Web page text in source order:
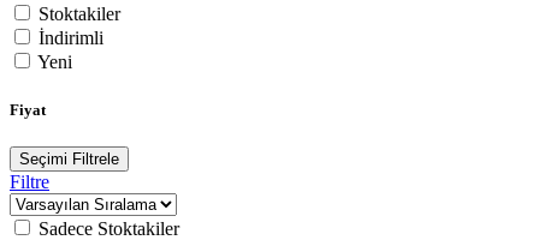
Stoktakiler
İndirimli
Yeni
Fiyat
Seçimi Filtrele
Filtre
Sadece Stoktakiler